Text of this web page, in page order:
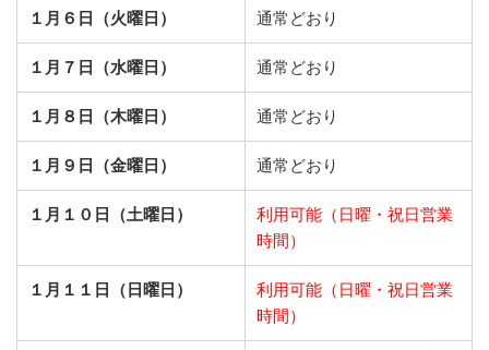
１月６日（火曜日） 通常どおり
１月７日（水曜日） 通常どおり
１月８日（木曜日） 通常どおり
１月９日（金曜日） 通常どおり
１月１０日（土曜日）
利用可能（日曜・祝日営業
時間）
１月１１日（日曜日）
利用可能（日曜・祝日営業
時間）